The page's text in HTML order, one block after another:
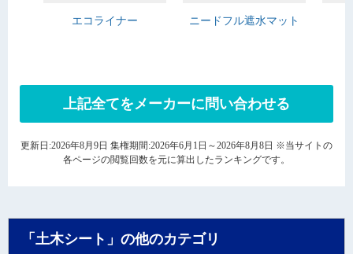
エコライナー ニードフル遮水マット
上記全てをメーカーに問い合わせる
更新日:2026年8月9日 集権期間:2026年6月1日～2026年8月8日 ※当サイトの
各ページの閲覧回数を元に算出したランキングです。
「土木シート」の他のカテゴリ